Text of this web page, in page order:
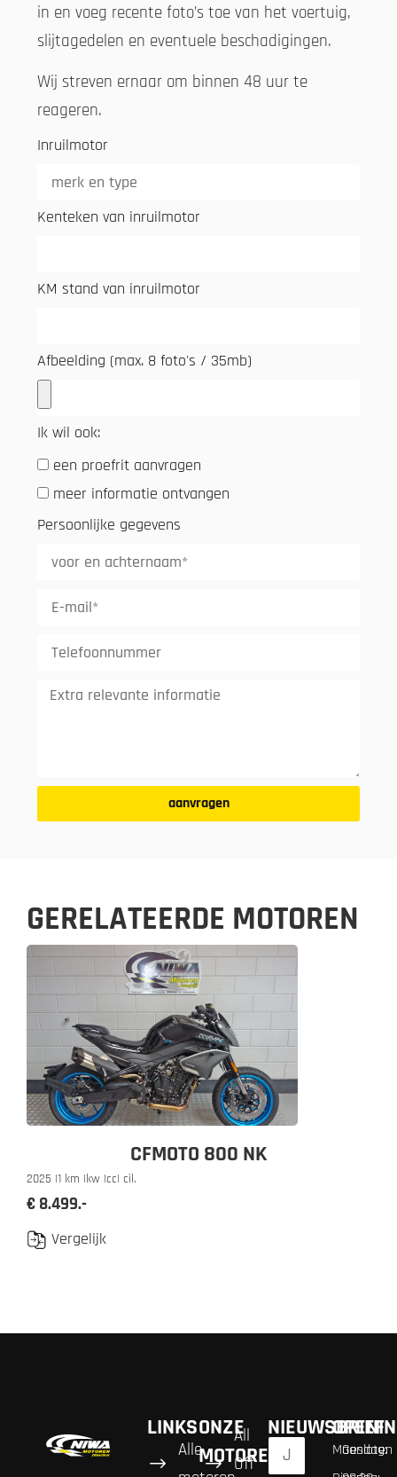
in en voeg recente foto’s toe van het voertuig,
slijtagedelen en eventuele beschadigingen.
Wij streven ernaar om binnen 48 uur te
reageren.
Inruilmotor
Kenteken van inruilmotor
KM stand van inruilmotor
Afbeelding (max. 8 foto's / 35mb)
Ik wil ook:
een proefrit aanvragen
meer informatie ontvangen
Persoonlijke gegevens
aanvragen
GERELATEERDE MOTOREN
CFMOTO 800 NK
2025 |1 km |kw |cc| cil.
€ 8.499.-
Vergelijk
LINKS
Alle
ONZE
MOTOREN
All
Off
NIEUWSBRIEF
Maandag:
Gesloten